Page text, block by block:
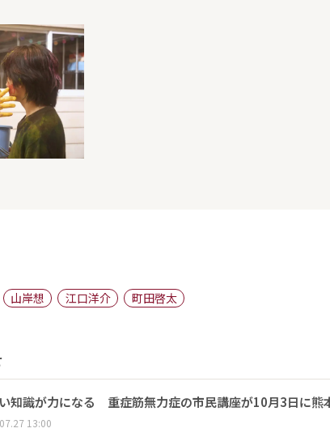
山岸想 江口洋介 町田啓太
知識が力になる 重症筋無力症の市民講座が10月3日に熊
13:00